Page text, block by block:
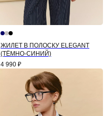
ЖИЛЕТ В ПОЛОСКУ ELEGANT
(ТЁМНО-СИНИЙ)
4 990 ₽